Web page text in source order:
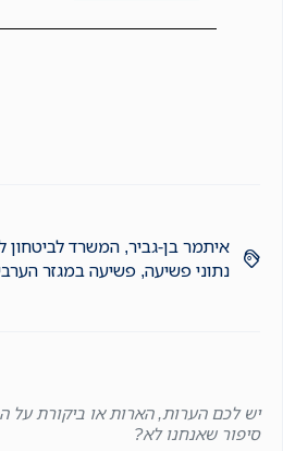
איתמר בן-גביר, המשרד לביטחון
נתוני פשיעה, פשיעה במגזר
יש לכם הערות, הארות או ביקורת על
סיפור שאנחנו לא?